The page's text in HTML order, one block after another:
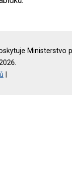
Ministerstvo